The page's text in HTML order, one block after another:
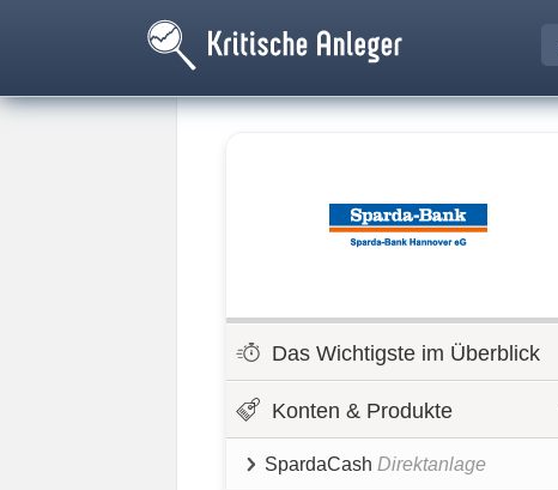
Das Wichtigste im Überblick
Konten & Produkte
SpardaCash Direktanlage